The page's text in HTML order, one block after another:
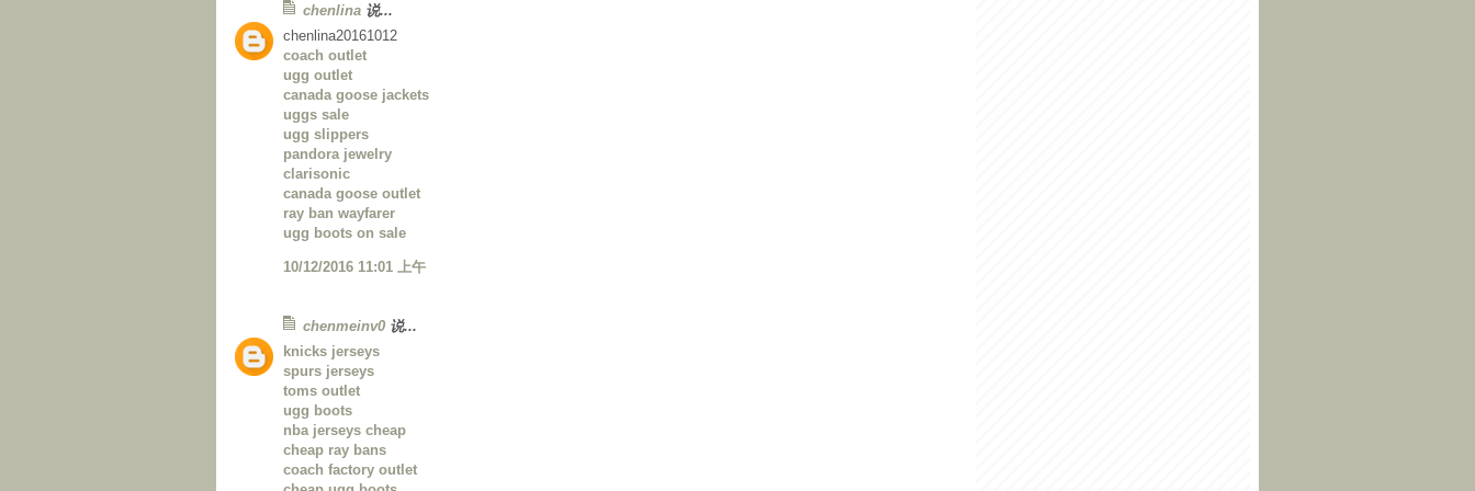
chenlina 说...
chenlina20161012
coach outlet
ugg outlet
canada goose jackets
uggs sale
ugg slippers
pandora jewelry
clarisonic
canada goose outlet
ray ban wayfarer
ugg boots on sale
10/12/2016 11:01 上午
chenmeinv0 说...
knicks jerseys
spurs jerseys
toms outlet
ugg boots
nba jerseys cheap
cheap ray bans
coach factory outlet